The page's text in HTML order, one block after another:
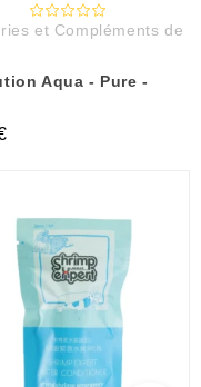
et Compléments de
Aqua - Pure -